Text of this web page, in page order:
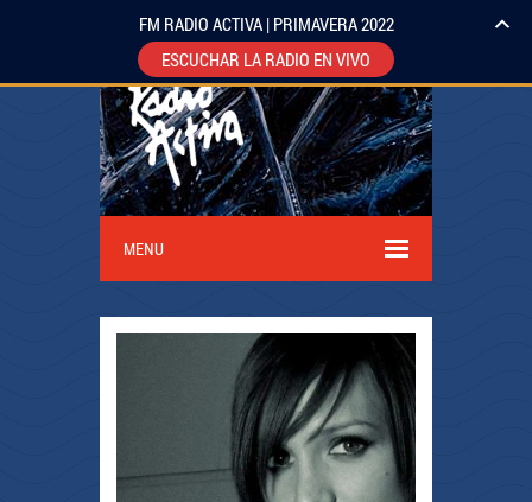
MENU
FM RADIO ACTIVA | PRIMAVERA 2022
ESCUCHAR LA RADIO EN VIVO